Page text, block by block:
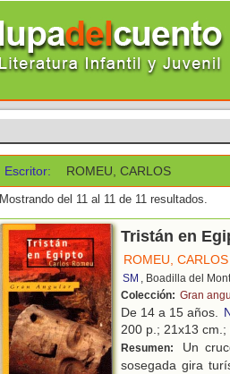
Escritor: ROMEU, CARLOS
Mostrando del 11 al 11 de 11 resultados.
Tristán en
ROMEU, CARLOS
SM , Boadilla del
Colección: Gran
De 14 a 15 años.
200 p.; 21x13 cm.;
Resumen:
Un
sosegada gira